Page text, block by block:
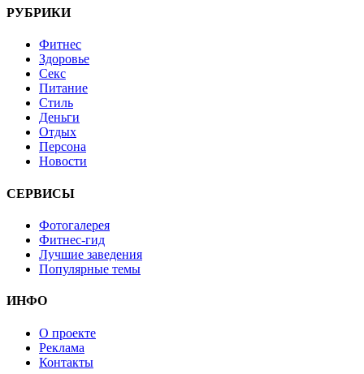
РУБРИКИ
Фитнес
Здоровье
Секс
Питание
Стиль
Деньги
Отдых
Персона
Новости
СЕРВИСЫ
Фотогалерея
Фитнес-гид
Лучшие заведения
Популярные темы
ИНФО
О проекте
Реклама
Контакты